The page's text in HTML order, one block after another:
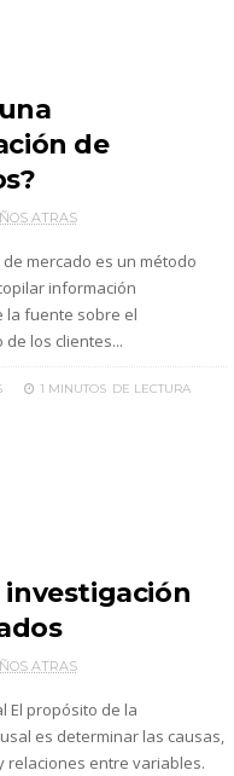
de
ATRAS
mercado es un método
información
la fuente sobre el
los clientes...
1 MINUTOS DE LECTURA
investigación
ATRAS
El propósito de la
es determinar las causas,
relaciones entre variables.